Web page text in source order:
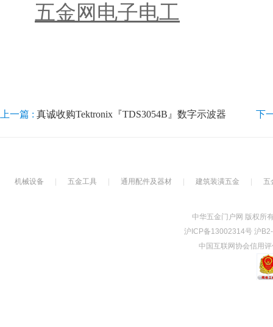
五金网 电子电工
上一篇 : 真诚收购Tektronix『TDS3054B』数字示波器 下
机械设备 五金工具 通用配件及器材 建筑装潢五金 五
中华五金门户网 版权所
沪ICP备13002314号 沪
中国互联网协会信用